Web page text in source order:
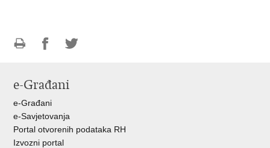
FacebookuTwitteru
e-Građani
e-Građani
e-Savjetovanja
Portal otvorenih podataka RH
Izvozni portal